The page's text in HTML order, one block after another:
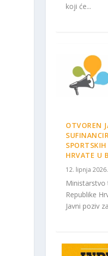
koji će...
OTVOREN
HRVATE U
12. lipnja 2026.
Republike
Javni poziv